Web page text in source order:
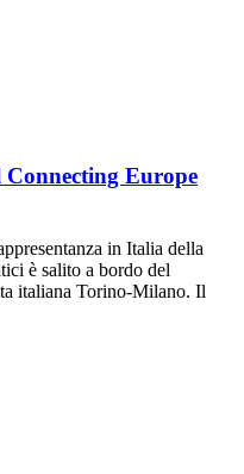
Europe
in Italia della
è salito a bordo del
italiana Torino-Milano. Il